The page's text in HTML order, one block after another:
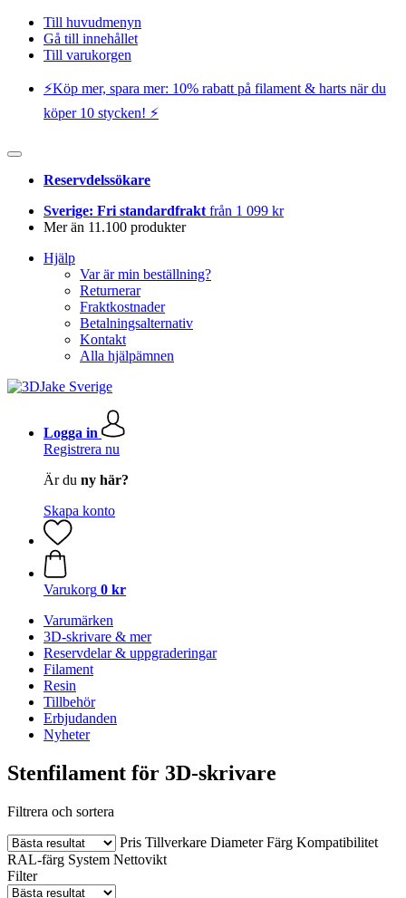
Till huvudmenyn
Gå till innehållet
Till varukorgen
⚡️Köp mer, spara mer: 10% rabatt på filament & harts när du
köper 10 stycken! ⚡️
Reservdelssökare
Sverige: Fri standardfrakt från 1 099 kr
Mer än 11.100 produkter
Hjälp
Var är min beställning?
Returnerar
Fraktkostnader
Betalningsalternativ
Kontakt
Alla hjälpämnen
Logga in
Registrera nu
Är du ny här?
Skapa konto
Varukorg 0 kr
Varumärken
3D-skrivare & mer
Reservdelar & uppgraderingar
Filament
Resin
Tillbehör
Erbjudanden
Nyheter
Stenfilament för 3D-skrivare
Filtrera och sortera
Pris Tillverkare Diameter Färg Kompatibilitet
RAL-färg System Nettovikt
Filter